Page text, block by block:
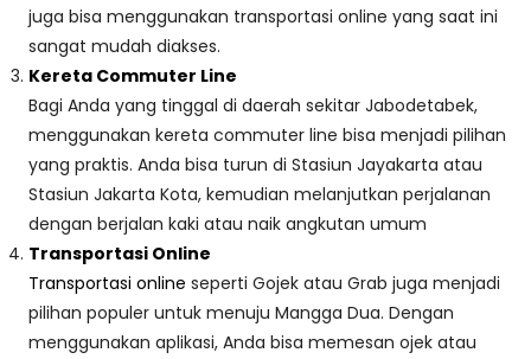
juga bisa menggunakan transportasi online yang saat ini
sangat mudah diakses.
Kereta Commuter Line
Bagi Anda yang tinggal di daerah sekitar Jabodetabek,
menggunakan kereta commuter line bisa menjadi pilihan
yang praktis. Anda bisa turun di Stasiun Jayakarta atau
Stasiun Jakarta Kota, kemudian melanjutkan perjalanan
dengan berjalan kaki atau naik angkutan umum
Transportasi Online
Transportasi online seperti Gojek atau Grab juga menjadi
pilihan populer untuk menuju Mangga Dua. Dengan
menggunakan aplikasi, Anda bisa memesan ojek atau